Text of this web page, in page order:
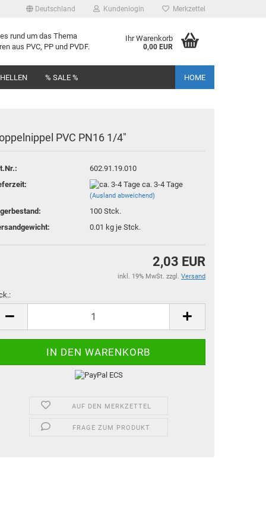
Deutschland Kundenlogin
vergessen?
Merkzettel
rund um das Thema
aus PVC, PP und PVDF.
Ihr Warenkorb
0,00 EUR
% SALE % HOME
PVC PN16 1/4"
602.91.19.010
ca. 3-4 Tage
(Ausland abweichend)
100 Stck.
0.01 kg je Stck.
2,03 EUR
inkl. 19% MwSt. zzgl. Versand
AUF DEN MERKZETTEL
FRAGE ZUM PRODUKT